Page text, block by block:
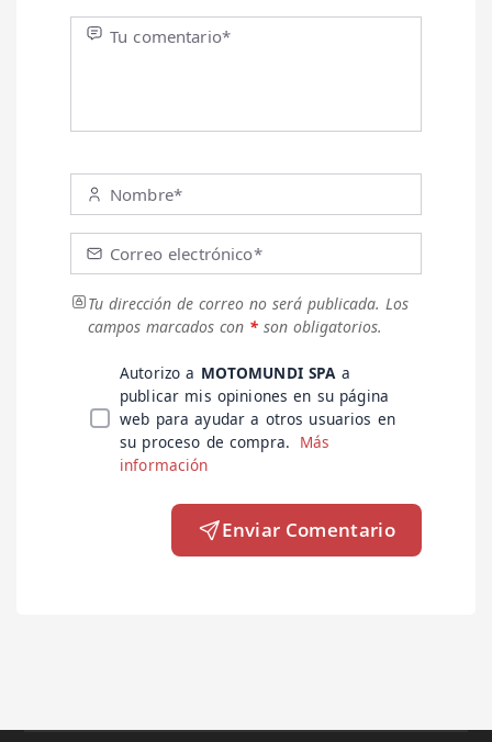
Tu comentario*
Nombre*
Correo electrónico*
Tu dirección de correo no será publicada. Los
campos marcados con * son obligatorios.
Autorizo a MOTOMUNDI SPAa
publicar mis opiniones en su página
web para ayudar a otros usuarios en
su proceso de compra. Más
información
Enviar Comentario